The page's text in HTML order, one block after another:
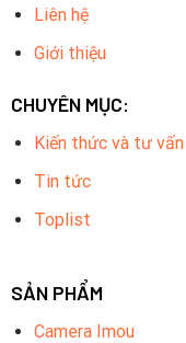
Liên hệ
Giới thiệu
CHUYÊN MỤC:
Kiến thức và tư vấn
Tin tức
Toplist
SẢN PHẨM
Camera Imou